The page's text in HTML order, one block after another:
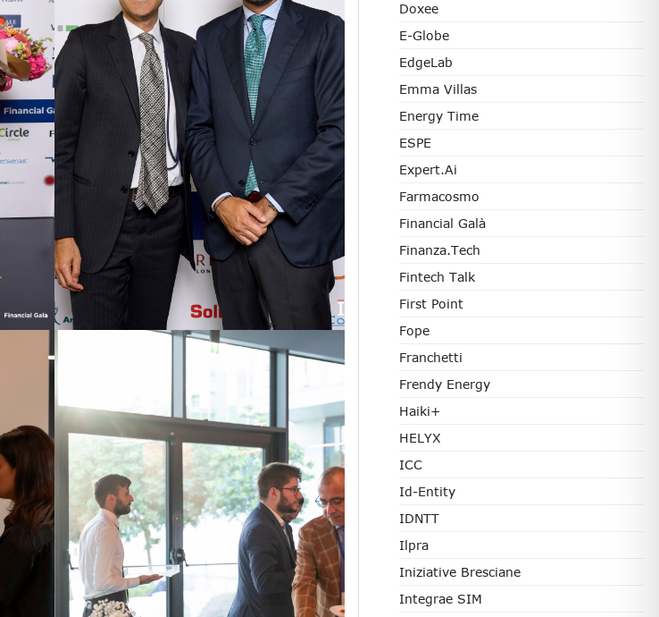
Doxee
E-Globe
EdgeLab
Emma Villas
Energy Time
ESPE
Expert.ai
Farmacosmo
Financial Galà
Finanza.tech
Fintech Talk
First Point
Fope
Franchetti
Frendy Energy
Haiki+
HELYX
ICC
Id-Entity
IDNTT
Ilpra
Iniziative Bresciane
Integrae SIM